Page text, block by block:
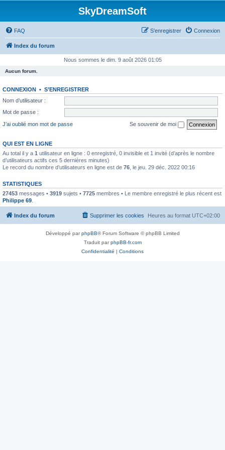
SkyDreamSoft
FAQ Connexion
S’enregistrer
Index du forum
Nous sommes le dim. 9 août 2026 01:05
Aucun forum.
CONNEXION • S’ENREGISTRER
Nom d’utilisateur :
Mot de passe :
J’ai oublié mon mot de passe
Se souvenir de moi
QUI EST EN LIGNE
Au total il y a 1 utilisateur en ligne : 0 enregistré, 0 invisible et 1 invité (d’après le nombre
d’utilisateurs actifs ces 5 dernières minutes)
Le record du nombre d’utilisateurs en ligne est de 76 , le jeu. 29 déc. 2022 00:16
STATISTIQUES
27453 messages • 3919 sujets • 7725 membres • Le membre enregistré le plus récent est
Philippe 69
Index du forum Heures au format UTC+02:00
Supprimer les cookies
Développé parphpBB® Forum Software © phpBB Limited
Traduit parphpBB-fr.com
Confidentialité | Conditions